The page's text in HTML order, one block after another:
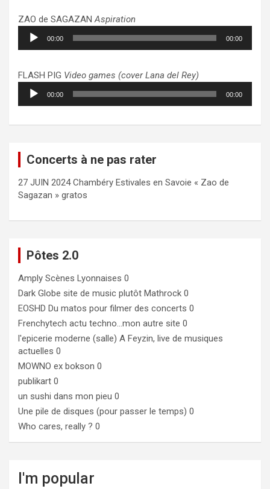
ZAO de SAGAZANAspiration
Lecteur
audio
00:00 00:00
FLASH PIG Video games (cover Lana del Rey)
Lecteur
audio
00:00 00:00
Concerts à ne pas rater
27 JUIN 2024 Chambéry Estivales en Savoie « Zao de
Sagazan » gratos
Pôtes 2.0
Amply Scènes Lyonnaises 0
Dark Globe site de music plutôt Mathrock 0
EOSHD Du matos pour filmer des concerts 0
Frenchytech actu techno…mon autre site 0
l'epicerie moderne (salle) A Feyzin, live de musiques
actuelles 0
MOWNO ex bokson 0
publikart 0
un sushi dans mon pieu 0
Une pile de disques (pour passer le temps) 0
Who cares, really ? 0
I'm popular